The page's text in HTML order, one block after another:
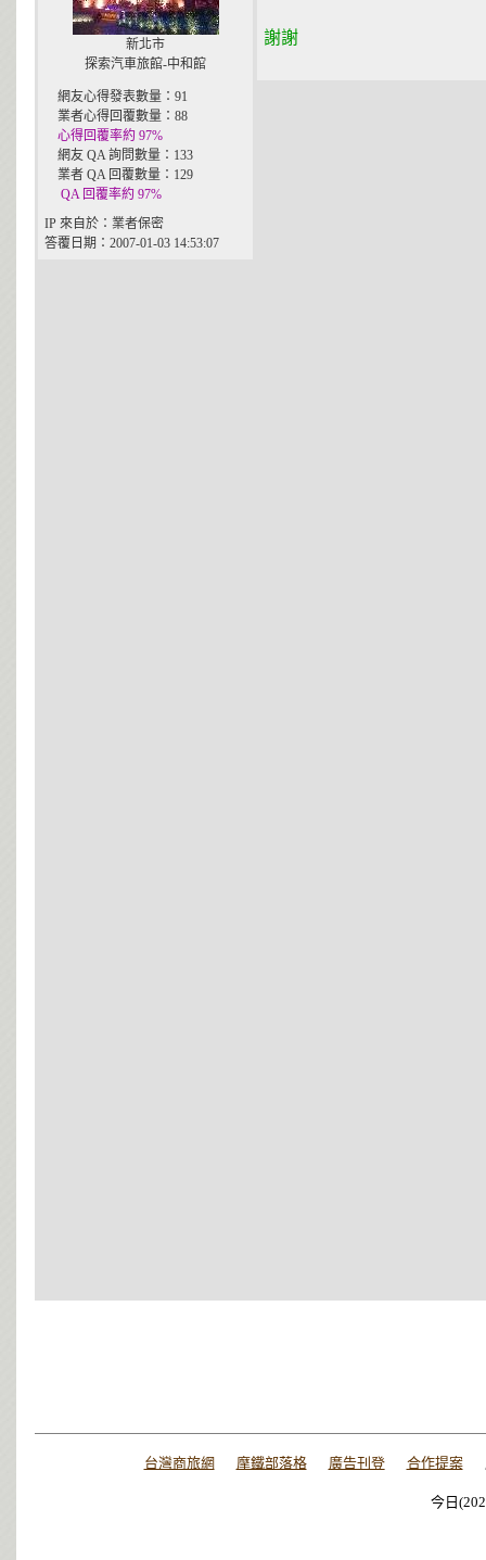
新北市
探索汽車旅館-中和館
網友心得發表數量：91
業者心得回覆數量：88
心得回覆率約 97%
網友 QA 詢問數量：133
業者 QA 回覆數量：129
QA 回覆率約 97%
IP 來自於：業者保密
答覆日期：2007-01-03 14:53:07
謝謝
台灣商旅網 摩鐵部落格 廣告刊登 合作提案
今日